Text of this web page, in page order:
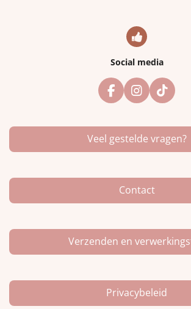
Social media
F
a
e
b
o
k
I
n
t
a
g
a
m
T
i
T
o
k
Veel gestelde vragen?
Contact
Verzenden en
Privacybeleid